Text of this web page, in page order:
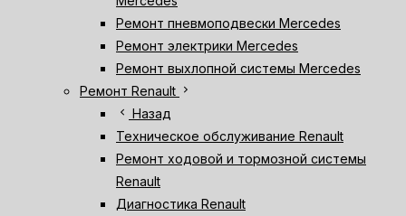
Ремонт пневмоподвески Mercedes
Ремонт электрики Mercedes
Ремонт выхлопной системы Mercedes
Ремонт Renault chevron_right
chevron_left Назад
Техническое обслуживание Renault
Ремонт ходовой и тормозной системы
Renault
Диагностика Renault